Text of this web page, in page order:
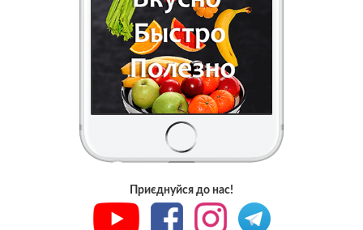
Приєднуйся до нас!